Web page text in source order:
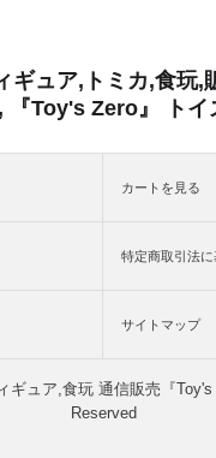
ギュア,トミカ,食玩,
『Toy's Zero』 トイ
カートを見る
特定商取引法
サイトマップ
ギュア,食玩 通信販売『
Reserved